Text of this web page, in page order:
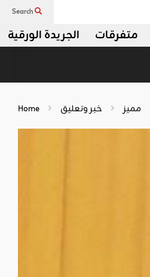
Search
الجريدة الورقية متفرقات
Home مميز خبر وتعليق